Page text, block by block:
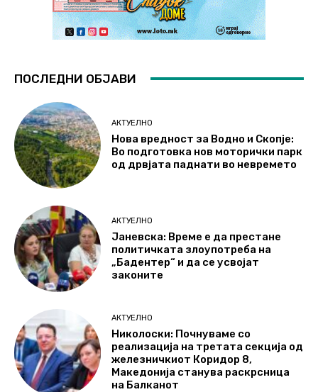
ПОСЛЕДНИ ОБЈАВИ
АКТУЕЛНО
Нова вредност за Водно и Скопје:
Во подготовка нов моторички парк
од дрвјата паднати во невремето
АКТУЕЛНО
Јаневска: Време е да престане
политичката злоупотреба на
„Бадентер“ и да се усвојат
законите
АКТУЕЛНО
Николоски: Почнуваме со
реализација на третата секција од
железничкиот Коридор 8,
Македонија станува раскрсница
на Балканот